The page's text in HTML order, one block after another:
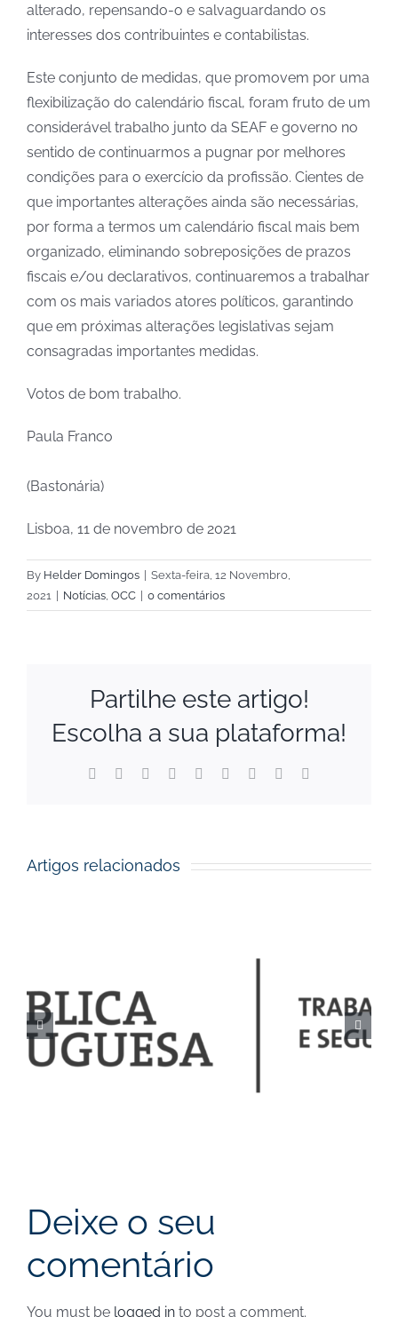
alterado, repensando-o e salvaguardando os
interesses dos contribuintes e contabilistas.
Este conjunto de medidas, que promovem por uma
flexibilização do calendário fiscal, foram fruto de um
considerável trabalho junto da SEAF e governo no
sentido de continuarmos a pugnar por melhores
condições para o exercício da profissão. Cientes de
que importantes alterações ainda são necessárias,
por forma a termos um calendário fiscal mais bem
organizado, eliminando sobreposições de prazos
fiscais e/ou declarativos, continuaremos a trabalhar
com os mais variados atores políticos, garantindo
que em próximas alterações legislativas sejam
consagradas importantes medidas.
Votos de bom trabalho.
Paula Franco
(Bastonária)
Lisboa, 11 de novembro de 2021
By Helder Domingos
Sexta-feira, 12 Novembro,
2021
Notícias OCC 0 comentários
Partilhe este artigo!
Escolha a sua plataforma!
Facebook Reddit LinkedInWhatsApp
TumblrPinterest
Artigos relacionados
Execução orçamental da
Segurança Social de
Deixe o seu
comentário
You must be logged in to post a comment.